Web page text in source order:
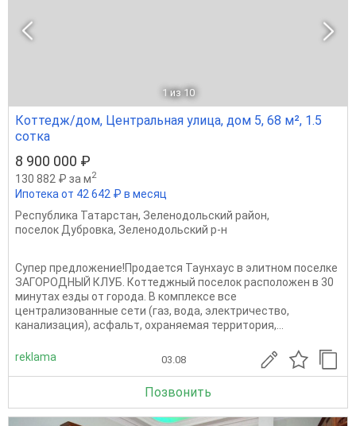
1 из 10
Коттедж/дом, Центральная улица, дом 5, 68 м², 1.5
сотка
8 900 000 ₽
130 882 ₽ за м2
Ипотека от 42 642 ₽ в месяц
Республика Татарстан, Зеленодольский район,
поселок Дубровка, Зеленодольский р-н
Супер предложение!Продается Таунхаус в элитном поселке
ЗАГОРОДНЫЙ КЛУБ. Коттеджный поселок расположен в 30
минутах езды от города. В комплексе все
централизованные сети (газ, вода, электричество,
канализация), асфальт, охраняемая территория,...
reklama 03.08
Позвонить